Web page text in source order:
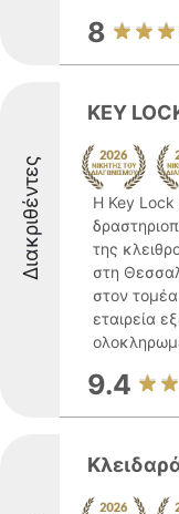
8
Διακριθέντες
KEY
Η Key
της
στη
στον
εταιρεία
9.4